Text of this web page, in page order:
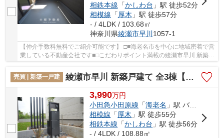
相鉄本線 「かしわ台 」駅 徒歩52分
相模線 「厚木 」駅 徒歩57分
- / 4LDK / 103.68㎡
神奈川県綾瀬市早川 1057-1
【仲介手数料無料でご紹介可能です】 □■海老名市を中心に地域密着で営
業している不動産会社です■□こだわりポイント満載の綾瀬市早川 新築戸
建て 全6棟【仲介手数料無料】。こちらの物...
売買 | 新築一戸建
綾瀬市早川 新築戸建て 全3棟【仲介手数料無料】
3,990万円
小田急小田原線 「海老名 」駅 バス17分 「瀬端橋」 停歩8分
相模線 「厚木 」駅 徒歩55分
相鉄本線 「かしわ台 」駅 徒歩56分
- / 4LDK / 108.88㎡